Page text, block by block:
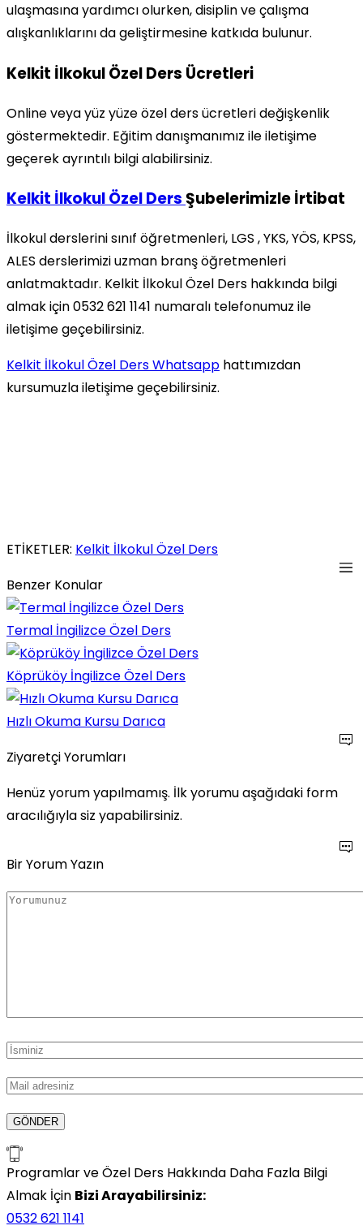
ulaşmasına yardımcı olurken, disiplin ve çalışma
alışkanlıklarını da geliştirmesine katkıda bulunur.
Kelkit İlkokul Özel Ders Ücretleri
Online veya yüz yüze özel ders ücretleri değişkenlik
göstermektedir. Eğitim danışmanımız ile iletişime
geçerek ayrıntılı bilgi alabilirsiniz.
Kelkit İlkokul Özel DersŞubelerimizle İrtibat
İlkokul derslerini sınıf öğretmenleri, LGS , YKS, YÖS, KPSS,
ALES derslerimizi uzman branş öğretmenleri
anlatmaktadır. Kelkit İlkokul Özel Ders hakkında bilgi
almak için 0532 621 1141 numaralı telefonumuz ile
iletişime geçebilirsiniz.
Kelkit İlkokul Özel Ders Whatsapp hattımızdan
kursumuzla iletişime geçebilirsiniz.
ETİKETLER: Kelkit İlkokul Özel Ders
Benzer Konular
Termal İngilizce Özel Ders
Köprüköy İngilizce Özel Ders
Hızlı Okuma Kursu Darıca
Ziyaretçi Yorumları
Henüz yorum yapılmamış. İlk yorumu aşağıdaki form
aracılığıyla siz yapabilirsiniz.
Bir Yorum Yazın
Programlar ve Özel Ders Hakkında Daha Fazla Bilgi
Almak İçin Bizi Arayabilirsiniz:
0532 621 1141